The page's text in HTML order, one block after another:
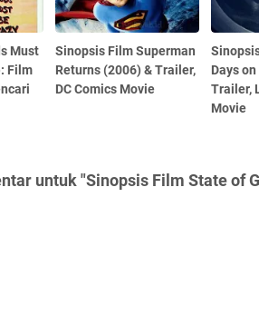
Must
Film
Sinopsis Film Superman
Returns (2006) & Trailer,
DC Comics Movie
Days
Trailer,
Movie
untuk "Sinopsis Film State of